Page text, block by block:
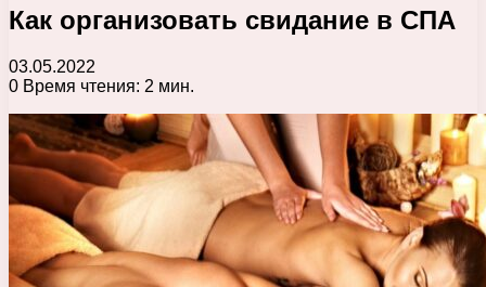
Как организовать свидание в СПА
03.05.2022
0 Время чтения: 2 мин.